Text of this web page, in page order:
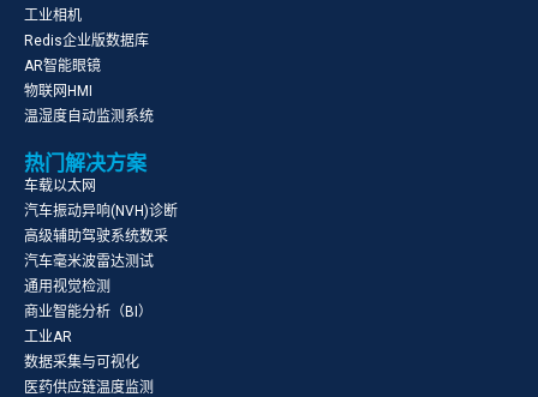
工业相机
Redis企业版数据库
AR智能眼镜
物联网HMI
温湿度自动监测系统
热门解决方案
车载以太网
汽车振动异响(NVH)诊断
高级辅助驾驶系统数采
汽车毫米波雷达测试
通用视觉检测
商业智能分析（BI）
工业AR
数据采集与可视化
医药供应链温度监测